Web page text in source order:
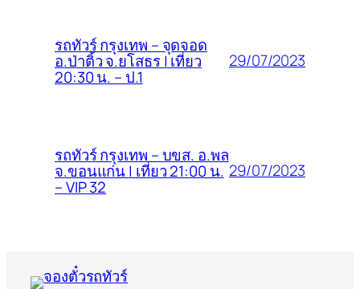
รถทัวร์ กรุงเทพ – จุดจอด
อ.ป่าติ้ว จ.ยโสธร | เที่ยว
20:30 น. – ป.1
29/07/2023
รถทัวร์ กรุงเทพ – บขส. อ.พล
จ.ขอนแก่น | เที่ยว 21:00 น.
– VIP 32
29/07/2023